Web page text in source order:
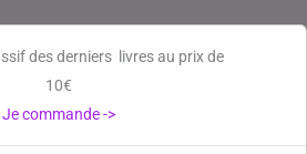
des derniers livres au prix de
10€
Je commande ->